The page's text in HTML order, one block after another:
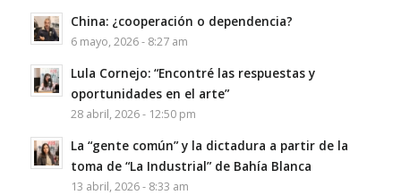
China: ¿cooperación o dependencia?
6 mayo, 2026 - 8:27 am
Lula Cornejo: “Encontré las respuestas y
oportunidades en el arte”
28 abril, 2026 - 12:50 pm
La “gente común” y la dictadura a partir de la
toma de “La Industrial” de Bahía Blanca
13 abril, 2026 - 8:33 am